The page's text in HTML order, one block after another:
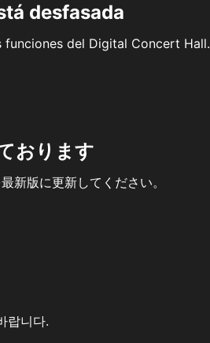
desfasada
del Digital Concert Hall.
おります
新版に更新してください。
랍니다.